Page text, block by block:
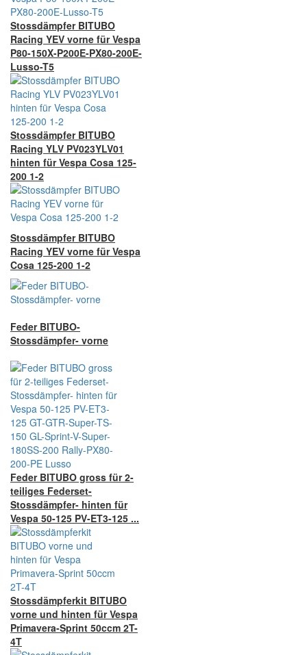
Stossdämpfer BITUBO
Racing YEV vorne für Vespa
P80-150X-P200E-PX80-200E-
Lusso-T5
Stossdämpfer BITUBO
Racing YLV PV023YLV01
hinten für Vespa Cosa 125-
200 1-2
Stossdämpfer BITUBO
Racing YEV vorne für Vespa
Cosa 125-200 1-2
Feder BITUBO-
Stossdämpfer- vorne
Feder BITUBO gross für 2-
teiliges Federset-
Stossdämpfer- hinten für
Vespa 50-125 PV-ET3-125 ...
Stossdämpferkit BITUBO
vorne und hinten für Vespa
Primavera-Sprint 50ccm 2T-
4T